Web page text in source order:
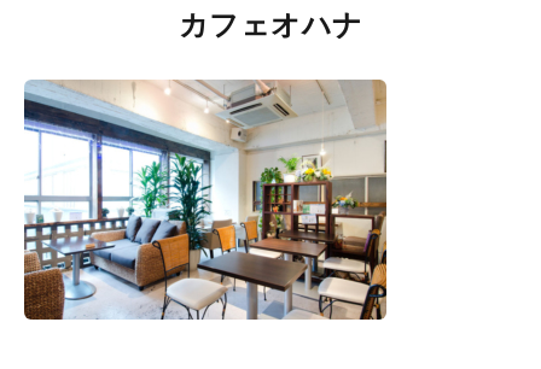
カフェオハナ